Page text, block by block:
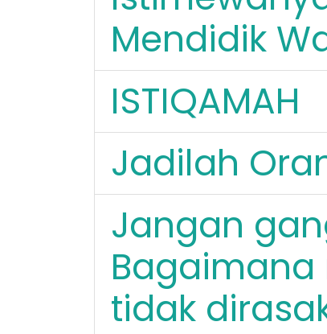
Mendidik
ISTIQAMAH
Jadilah
Jangan
tidak